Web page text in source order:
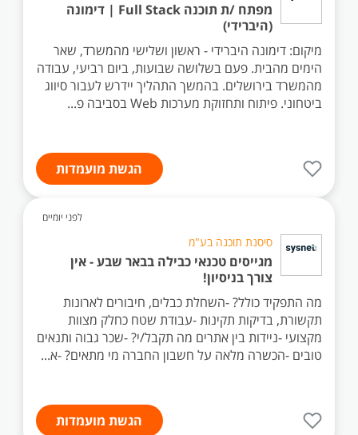
מפתח /ת תוכנה Full Stack | דימונה
(היברידי)
מיקום: דימונה היברידי - ראשון ושלישי מהמשרד, שאר
הימים מהבית. פעם בשלושה שבועות, ביום רביעי, עבודה
מהמשרד בירושלים. בהמשך התהליך יידרש לעבור סיווג
ביטחוני. פיתוח ותחזוקת מערכות Web בסביבה פ...
הגשת מועמדות
לפני יומיים
סיסנת תוכנה בע"מ
מגייסים טכנאי כבילה בבאר שבע - אין
צורך בניסיון!
מה התפקיד כולל? -השחלת כבלים, חיבורים לארונות
תקשורת, בדיקות תקינות -עבודת שטח כחלק מצוות
מקצועי -ניידות בין אתרים מה תקבל/י? -שכר גבוה ותנאים
טובים -הכשרה מלאה על חשבון החברה מי מתאים? -א...
הגשת מועמדות